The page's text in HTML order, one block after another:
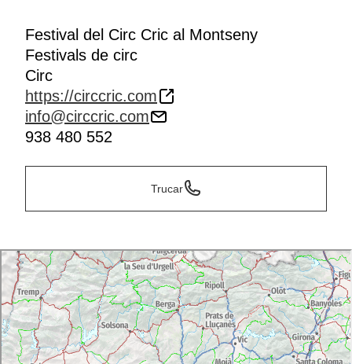
Festival del Circ Cric al Montseny
Festivals de circ
Circ
https://circcric.com
info@circcric.com
938 480 552
Trucar